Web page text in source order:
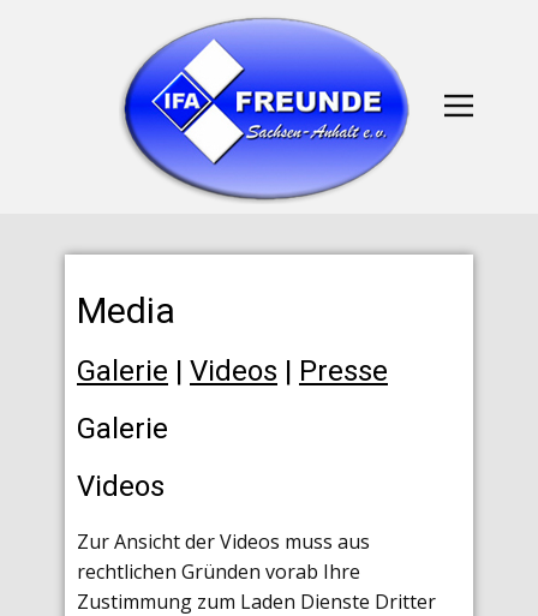
Media
Galerie | Videos | Presse
Galerie
Videos
Zur Ansicht der Videos muss aus
rechtlichen Gründen vorab Ihre
Zustimmung zum Laden Dienste Dritter